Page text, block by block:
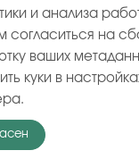
и анализа
согласиться на
ваших
куки в